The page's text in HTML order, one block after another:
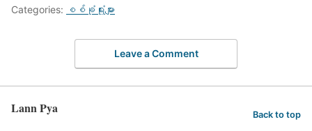
Categories: စစ်ခုံရုံးများ
Leave a Comment
Lann Pya Back to top